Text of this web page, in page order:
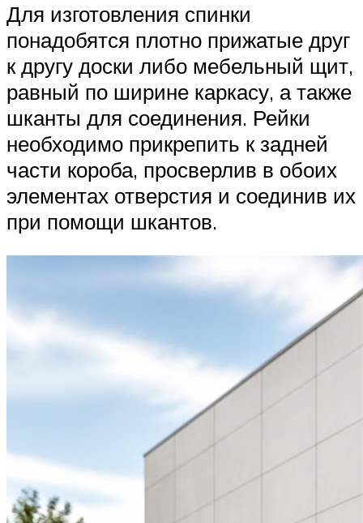
Для изготовления спинки
понадобятся плотно прижатые друг
к другу доски либо мебельный щит,
равный по ширине каркасу, а также
шканты для соединения. Рейки
необходимо прикрепить к задней
части короба, просверлив в обоих
элементах отверстия и соединив их
при помощи шкантов.